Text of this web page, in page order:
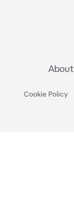
About
Cookie Policy